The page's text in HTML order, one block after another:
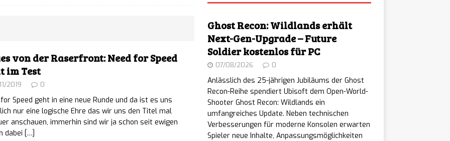
die Geschichte Caesars neu schreiben
und YouTube an
Days“-Showcase an NEWS
Valley: Erste öffentliche Demo zum
von der Raserfront: Need for Speed
im Test
2019 0
Speed geht in eine neue Runde und da ist es uns
nur eine logische Ehre das wir uns den Titel mal
anschauen, immerhin sind wir ja schon seit ewigen
dabei […]
Ghost Recon: Wildlands erhält
Next-Gen-Upgrade – Future
Soldier kostenlos für PC
07/08/2026 0
Anlässlich des 25-jährigen Jubiläums der Ghost
Recon-Reihe spendiert Ubisoft dem Open-World-
Shooter Ghost Recon: Wildlands ein
umfangreiches Update. Neben technischen
Verbesserungen für moderne Konsolen erwarten
Spieler neue Inhalte, Anpassungsmöglichkeiten